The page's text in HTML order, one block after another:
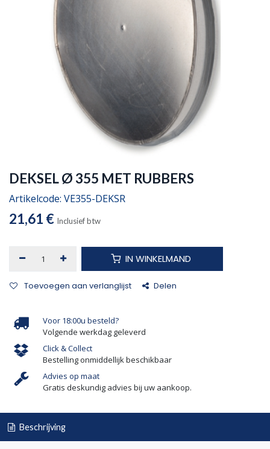
DEKSEL Ø 355 MET RUBBERS
Artikelcode: VE355-DEKSR
21,61 € Inclusief btw
IN WINKELMAND
Toevoegen aan verlanglijst Delen
Voor 18:00u besteld?
Volgende werkdag geleverd
Click & Collect
Bestelling onmiddellijk beschikbaar
Advies op maat
Gratis deskundig advies bij uw aankoop.
Beschrijving